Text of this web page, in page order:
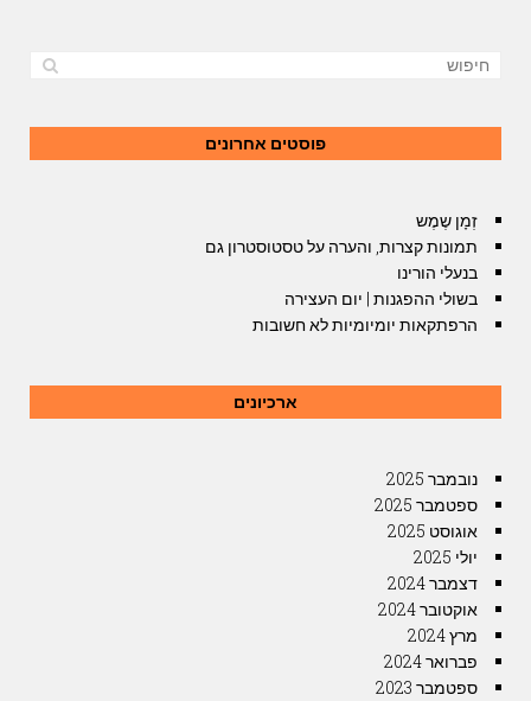
פוסטים אחרונים
זְמָן שֶמֶש
תמונות קצרות, והערה על טסטוסטרון גם
בנעלי הורינו
בשולי ההפגנות | יום העצירה
הרפתקאות יומיומיות לא חשובות
ארכיונים
נובמבר 2025
ספטמבר 2025
אוגוסט 2025
יולי 2025
דצמבר 2024
אוקטובר 2024
מרץ 2024
פברואר 2024
ספטמבר 2023